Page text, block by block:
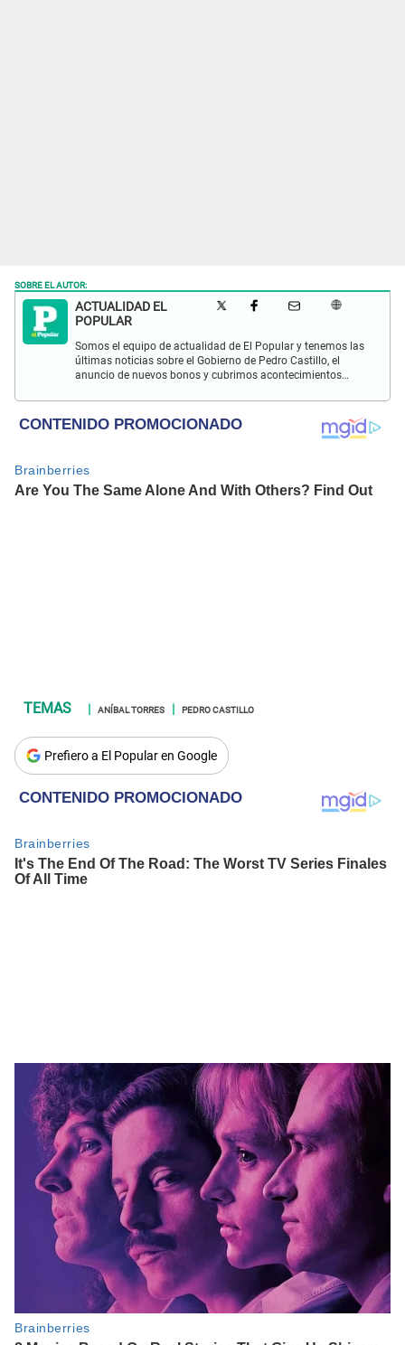
SOBRE EL AUTOR:
ACTUALIDAD EL
POPULAR
Somos el equipo de actualidad de El Popular y tenemos las
últimas noticias sobre el Gobierno de Pedro Castillo, el
anuncio de nuevos bonos y cubrimos acontecimientos
ANÍBAL TORRES PEDRO CASTILLO
Prefiero a El Popular en Google